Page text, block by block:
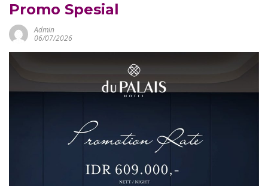
Promo Spesial
Admin
06/07/2026